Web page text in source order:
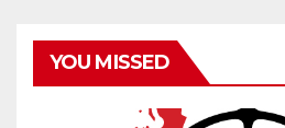
YOU MISSED